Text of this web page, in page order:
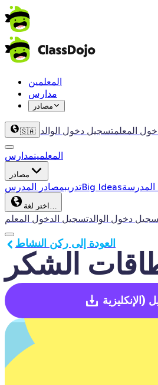
المعلمين
مدارس
مصادر
🇸🇦 المعلمتسجيل دخول الوالد
المعلمينمدارس
مصادر
تدريبمصادر المدرس Big Ideasالمدرسة
اختر لغة…
تسجيل الدخول المعلمدخول الوالد
الشكر
العودة إلى ركن النشاط